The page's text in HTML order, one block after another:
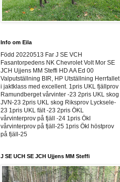
Info om Eila
Född 20220513 Far J SE VCH
Fasantorpedens NK Chevrolet Volt Mor SE
JCH Ujjens MM Steffi HD AA Ed 00
Valputställning BIR, HP Utställning Herrfallet
i jaktklass med excellent. 1pris UKL fjällprov
Ramundberget vårvinter -23 2pris UKL skog
JVN-23 2pris UKL skog Riksprov Lycksele-
23 1pris UKL fält -23 2pris ÖKL
vårvinterprov på fjäll -24 1pris Ökl
vårvinterprov på fjäll-25 1pris Ökl höstprov
på fjäll-25
J SE UCH SE JCH Ujjens MM Steffi